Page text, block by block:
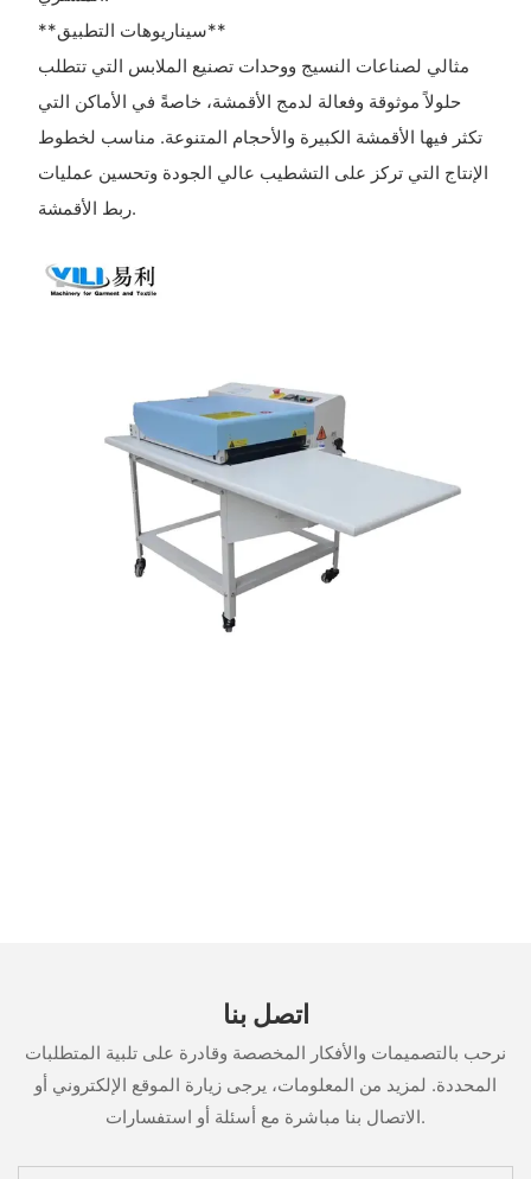
**سيناريوهات التطبيق**
مثالي لصناعات النسيج ووحدات تصنيع الملابس التي تتطلب
حلولاً موثوقة وفعالة لدمج الأقمشة، خاصةً في الأماكن التي
تكثر فيها الأقمشة الكبيرة والأحجام المتنوعة. مناسب لخطوط
الإنتاج التي تركز على التشطيب عالي الجودة وتحسين عمليات
ربط الأقمشة.
اتصل بنا
نرحب بالتصميمات والأفكار المخصصة وقادرة على تلبية المتطلبات
المحددة. لمزيد من المعلومات، يرجى زيارة الموقع الإلكتروني أو
الاتصال بنا مباشرة مع أسئلة أو استفسارات.